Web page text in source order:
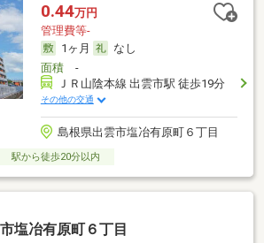
0.44万円
管理費等-
1ヶ月
なし
面積-
ＪＲ山陰本線 出雲市駅 徒歩19分
その他の交通
島根県出雲市塩冶有原町６丁目
駅から徒歩20分以内
塩冶有原町６丁目